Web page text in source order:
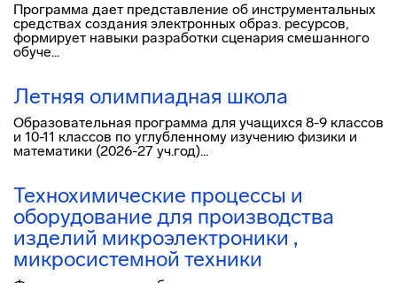
Программа дает представление об инструментальных
средствах создания электронных образ. ресурсов,
формирует навыки разработки сценария смешанного
обуче...
Летняя олимпиадная школа
Образовательная программа для учащихся 8-9 классов
и 10-11 классов по углубленному изучению физики и
математики (2026-27 уч.год)...
Технохимические процессы и
оборудование для производства
изделий микроэлектроники ,
микросистемной техники